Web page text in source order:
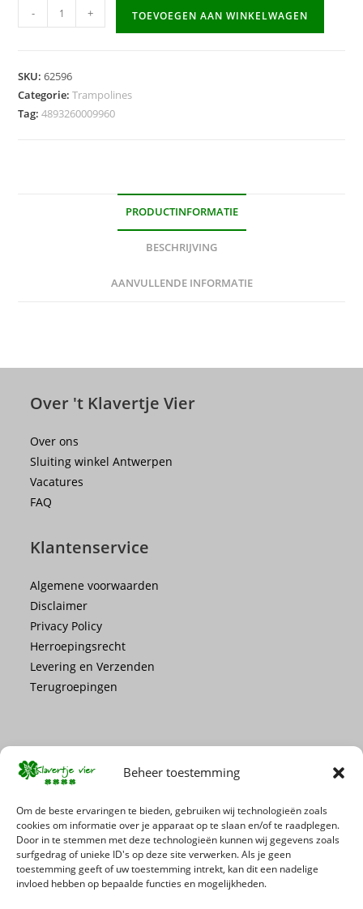
Beheer toestemming
Om de beste ervaringen te bieden, gebruiken wij technologieën zoals
cookies om informatie over je apparaat op te slaan en/of te raadplegen.
Door in te stemmen met deze technologieën kunnen wij gegevens zoals
surfgedrag of unieke ID's op deze site verwerken. Als je geen
toestemming geeft of uw toestemming intrekt, kan dit een nadelige
invloed hebben op bepaalde functies en mogelijkheden.
Afdekhoes
voor
- + TOEVOEGEN AAN WINKELWAGEN
SKU:62596
Categorie:Trampolines
Tag:4893260009960
PRODUCTINFORMATIE
BESCHRIJVING
AANVULLENDE INFORMATIE
Over 't Klavertje Vier
Over ons
Sluiting winkel Antwerpen
Vacatures
FAQ
Klantenservice
Algemene voorwaarden
Disclaimer
Privacy Policy
Herroepingsrecht
Levering en Verzenden
Terugroepingen
Mis geen enkele actie of promotie!
Schrijf je in voor onze nieuwsbrief